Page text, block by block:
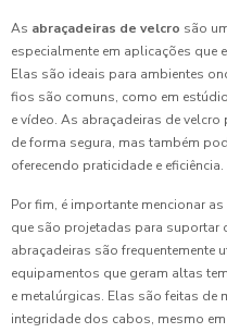
As abraçadeiras de velcro são
especialmente em aplicações que
Elas são ideais para ambientes
fios são comuns, como em
e vídeo. As abraçadeiras de
de forma segura, mas também
oferecendo praticidade e eficiência.
Por fim, é importante mencionar as
que são projetadas para suportar
abraçadeiras são frequentemente
equipamentos que geram altas
e metalúrgicas. Elas são feitas de
integridade dos cabos, mesmo